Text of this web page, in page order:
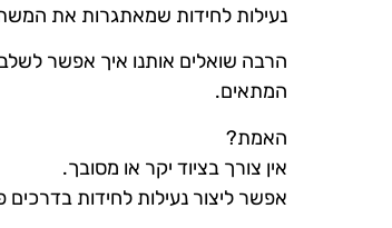
נעילות לחידות שמאתגרות את
הרבה שואלים אותנו איך אפשר
המתאים.
האמת?
אין צורך בציוד יקר או מסובך.
אפשר ליצור נעילות לחידות בדרכים